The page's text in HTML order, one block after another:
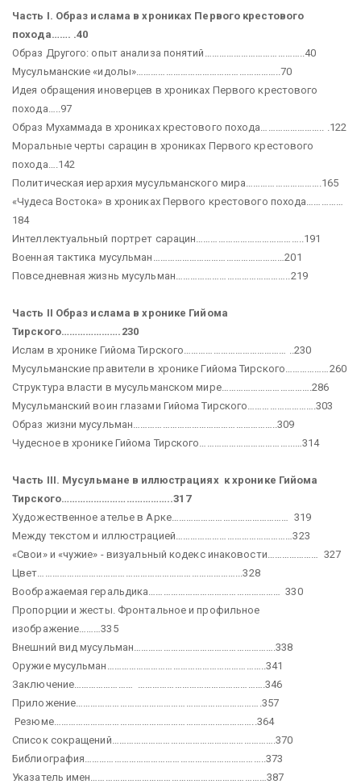
Часть I. Образ ислама в хрониках Первого крестового
похода……. .40
Образ Другого: опыт анализа понятий…………………………………..40
Мусульманские «идолы»…………………………………………………..70
Идея обращения иноверцев в хрониках Первого крестового
похода…..97
Образ Мухаммада в хрониках крестового похода…………………….. .122
Моральные черты сарацин в хрониках Первого крестового
похода….142
Политическая иерархия мусульманского мира………………………….165
«Чудеса Востока» в хрониках Первого крестового похода……………
184
Интеллектуальный портрет сарацин……………………………………..191
Военная тактика мусульман………………………………………………201
Повседневная жизнь мусульман………………………………………..219
Часть II Образ ислама в хронике Гийома
Тирского………………….230
Ислам в хронике Гийома Тирского…………………………………… ..230
Мусульманские правители в хронике Гийома Тирского………………260
Структура власти в мусульманском мире……………………………….286
Мусульманский воин глазами Гийома Тирского……………………….303
Образ жизни мусульман…………………………………………………..309
Чудесное в хронике Гийома Тирского………………………………...…314
Часть III. Мусульмане в иллюстрациях к хронике Гийома
Тирского…………………………………..317
Художественное ателье в Арке………………………………………… 319
Между текстом и иллюстрацией…………………………………………323
«Свои» и «чужие» - визуальный кодекс инаковости………………… 327
Цвет………………………………………………………………………...328
Воображаемая геральдика……………………………………………… 330
Пропорции и жесты. Фронтальное и профильное
изображение………335
Внешний вид мусульман………………………………………………….338
Оружие мусульман………………………………………………………..341
Заключение…………………… …………………………………………….346
Приложение………………………………………………………………….357
Резюме………………………………………………………………………..364
Список сокращений………………………………………………………….370
Библиография………………………………………………………………..373
Указатель имен………………………………………………………………387